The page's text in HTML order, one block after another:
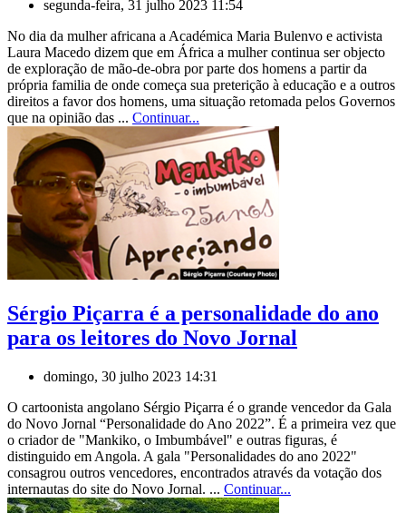
segunda-feira, 31 julho 2023 11:54
No dia da mulher africana a Académica Maria Bulenvo e activista
Laura Macedo dizem que em África a mulher continua ser objecto
de exploração de mão-de-obra por parte dos homens a partir da
própria familia de onde começa sua preterição à educação e a outros
direitos a favor dos homens, uma situação retomada pelos Governos
que na opinião das ... Continuar...
Sérgio Piçarra é a personalidade do ano
para os leitores do Novo Jornal
domingo, 30 julho 2023 14:31
O cartoonista angolano Sérgio Piçarra é o grande vencedor da Gala
do Novo Jornal “Personalidade do Ano 2022”. É a primeira vez que
o criador de "Mankiko, o Imbumbável" e outras figuras, é
distinguido em Angola. A gala "Personalidades do ano 2022"
consagrou outros vencedores, encontrados através da votação dos
internautas do site do Novo Jornal. ... Continuar...